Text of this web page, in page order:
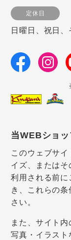
定休日
日曜日、祝日、
当WEBショ
このウェブサ
イズ、または
利用される前
き、これらの
さい。
また、サイト
写真・イラスト